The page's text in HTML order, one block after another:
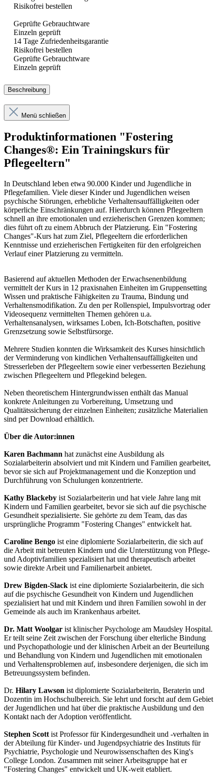
Risikofrei bestellen
Geprüfte Gebrauchtware
Einzeln geprüft
14 Tage Zufriedenheitsgarantie
Risikofrei bestellen
Geprüfte Gebrauchtware
Einzeln geprüft
Beschreibung
Menü schließen
Produktinformationen "Fostering
Changes®: Ein Trainingskurs für
Pflegeeltern"
In Deutschland leben etwa 90.000 Kinder und Jugendliche in
Pflegefamilien. Viele dieser Kinder und Jugendlichen weisen
psychische Störungen, erhebliche Verhaltensauffälligkeiten oder
körperliche Einschränkungen auf. Hierdurch können Pflegeeltern
schnell an ihre emotionalen und erzieherischen Grenzen kommen;
dies führt oft zu einem Abbruch der Platzierung. Ein "Fostering
Changes"-Kurs hat zum Ziel, Pflegeeltern die erforderlichen
Kenntnisse und erzieherischen Fertigkeiten für den erfolgreichen
Verlauf einer Platzierung zu vermitteln.
Basierend auf aktuellen Methoden der Erwachsenenbildung
vermittelt der Kurs in 12 praxisnahen Einheiten im Gruppensetting
Wissen und praktische Fähigkeiten zu Trauma, Bindung und
Verhaltensmodifikation. Zu den per Rollenspiel, Impulsvortrag oder
Videosequenz vermittelten Themen gehören u.a.
Verhaltensanalysen, wirksames Loben, Ich-Botschaften, positive
Grenzsetzung sowie Selbstfürsorge.
Mehrere Studien konnten die Wirksamkeit des Kurses hinsichtlich
der Verminderung von kindlichen Verhaltensauffälligkeiten und
Stresserleben der Pflegeeltern sowie einer verbesserten Beziehung
zwischen Pflegeeltern und Pflegekind belegen.
Neben theoretischem Hintergrundwissen enthält das Manual
konkrete Anleitungen zu Vorbereitung, Umsetzung und
Qualitätssicherung der einzelnen Einheiten; zusätzliche Materialien
sind per Download erhältlich.
Über die Autor:innen
Karen Bachmann hat zunächst eine Ausbildung als
Sozialarbeiterin absolviert und mit Kindern und Familien gearbeitet,
bevor sie sich auf Projektmanagement und die Konzeption und
Durchführung von Schulungen konzentrierte.
Kathy Blackeby ist Sozialarbeiterin und hat viele Jahre lang mit
Kindern und Familien gearbeitet, bevor sie sich auf die psychische
Gesundheit spezialisierte. Sie gehörte zu dem Team, das das
ursprüngliche Programm "Fostering Changes" entwickelt hat.
Caroline Bengo ist eine diplomierte Sozialarbeiterin, die sich auf
die Arbeit mit betreuten Kindern und die Unterstützung von Pflege-
und Adoptivfamilien spezialisiert hat und therapeutisch arbeitet
sowie direkte Arbeit und Familienarbeit anbietet.
Drew Bigden-Slack ist eine diplomierte Sozialarbeiterin, die sich
auf die psychische Gesundheit von Kindern und Jugendlichen
spezialisiert hat und mit Kindern und ihren Familien sowohl in der
Gemeinde als auch im Krankenhaus arbeitet.
Dr. Matt Woolgar ist klinischer Psychologe am Maudsley Hospital.
Er teilt seine Zeit zwischen der Forschung über elterliche Bindung
und Psychopathologie und der klinischen Arbeit an der Beurteilung
und Behandlung von Kindern und Jugendlichen mit emotionalen
und Verhaltensproblemen auf, insbesondere derjenigen, die sich im
Betreuungssystem befinden.
Dr. Hilary Lawson ist diplomierte Sozialarbeiterin, Beraterin und
Dozentin im Hochschulbereich. Sie lehrt und forscht auf dem Gebiet
der Jugendlichen und hat über die praktische Ausbildung und den
Kontakt nach der Adoption veröffentlicht.
Stephen Scott ist Professor für Kindergesundheit und -verhalten in
der Abteilung für Kinder- und Jugendpsychiatrie des Instituts für
Psychiatrie, Psychologie und Neurowissenschaften des King's
College London. Zusammen mit seiner Arbeitsgruppe hat er
"Fostering Changes" entwickelt und UK-weit etabliert.